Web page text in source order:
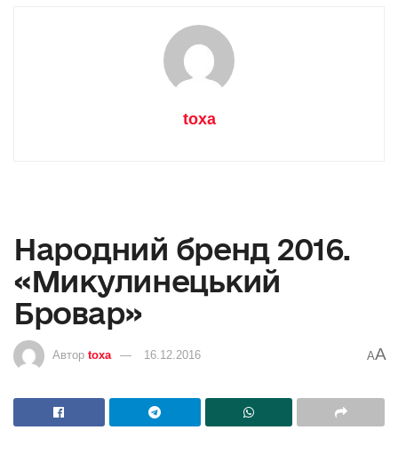
toxa
Народний бренд 2016.
«Микулинецький
Бровар»
Автор toxa 16.12.2016 AA